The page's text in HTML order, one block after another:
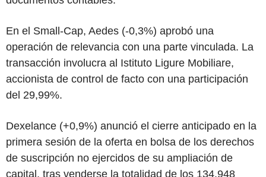
En el Small-Cap, Aedes (-0,3%) aprobó una
operación de relevancia con una parte vinculada. La
transacción involucra al Istituto Ligure Mobiliare,
accionista de control de facto con una participación
del 29,99%.
Dexelance (+0,9%) anunció el cierre anticipado en la
primera sesión de la oferta en bolsa de los derechos
de suscripción no ejercidos de su ampliación de
capital, tras venderse la totalidad de los 134.948